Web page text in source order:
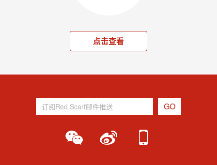
点击查看